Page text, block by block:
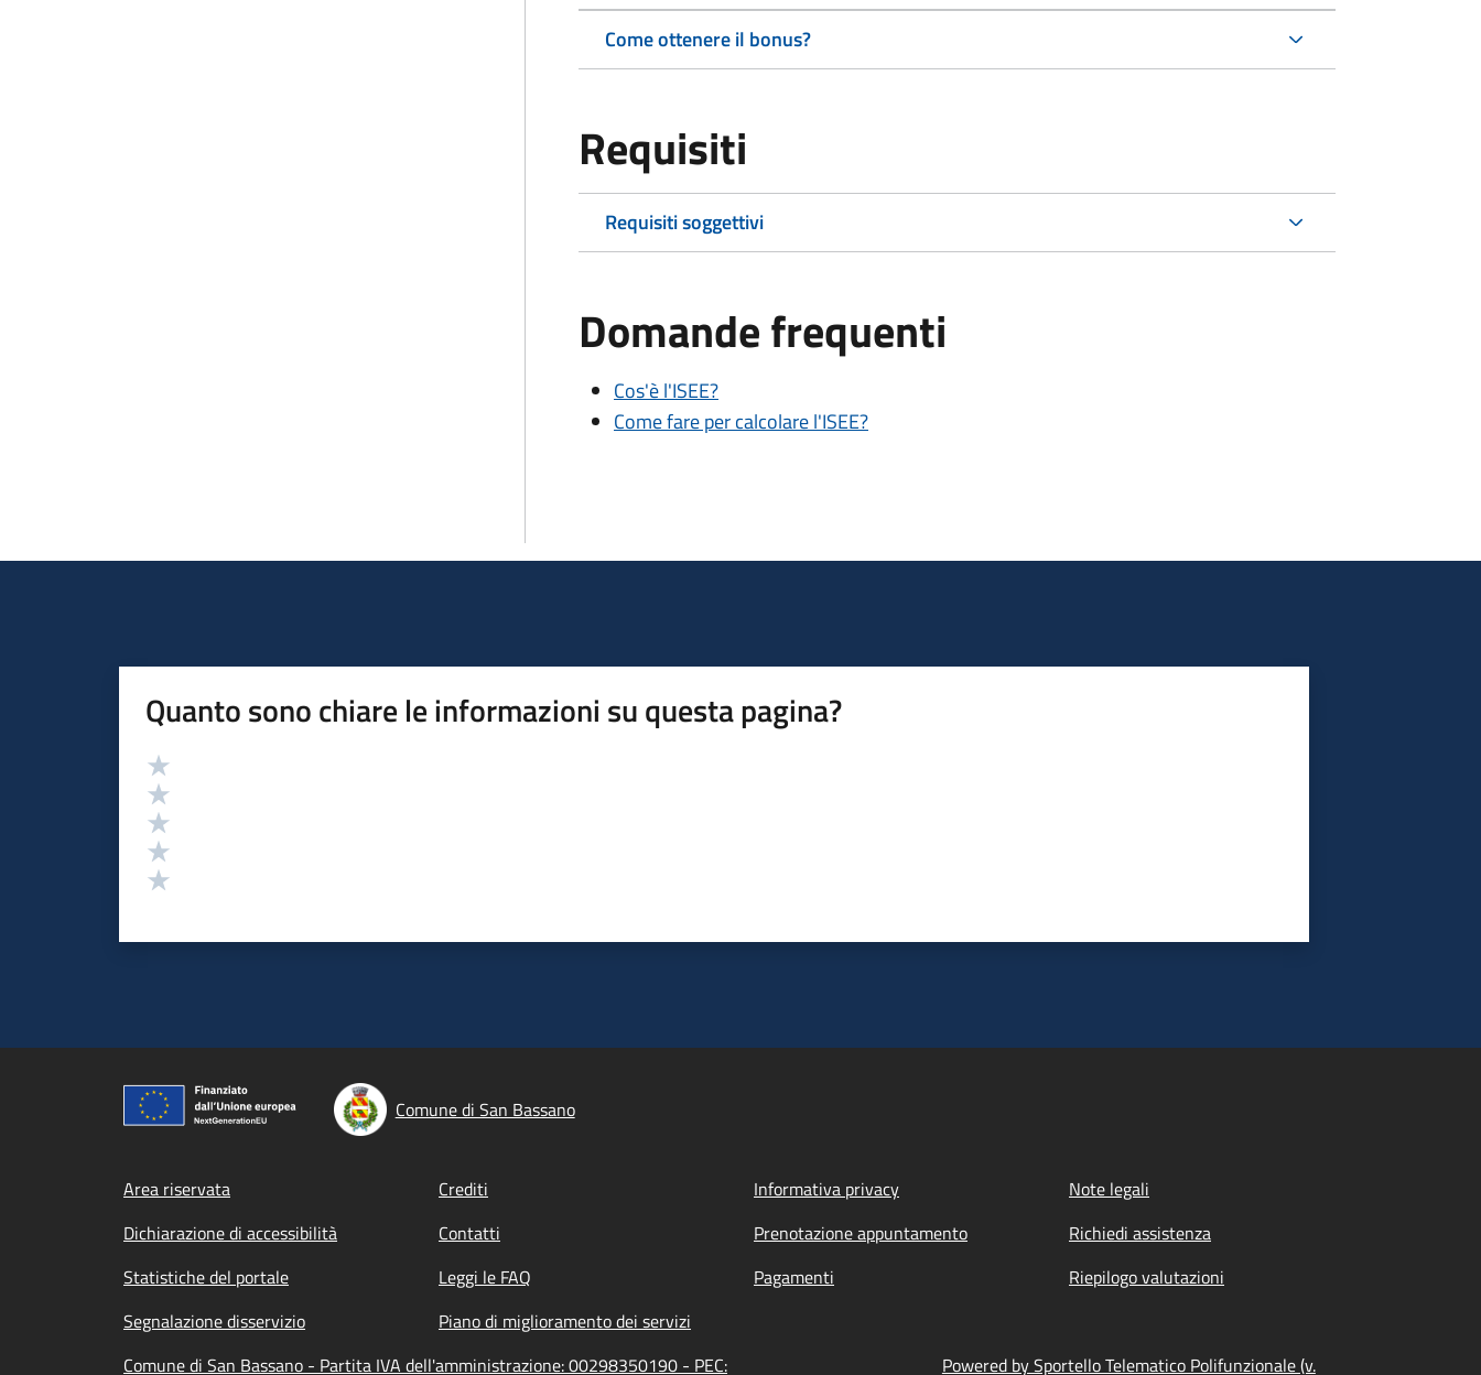
Come ottenere il bonus?
Requisiti
Requisiti soggettivi
Domande frequenti
Cos'è l'ISEE?
Come fare per calcolare l'ISEE?
Quanto sono chiare le informazioni su questa pagina?
Valutazione
Comune di San Bassano
Footer menu
Area riservata Crediti Informativa privacy
Note legali
Dichiarazione di accessibilità
Contatti Prenotazione appuntamento
Richiedi assistenza
Statistiche del portale
Leggi le FAQ Pagamenti
Riepilogo valutazioni
Segnalazione disservizio
Piano di miglioramento dei servizi
Comune di San Bassano - Partita IVA dell'amministrazione: 00298350190 - PEC:
Powered by Sportello Telematico Polifunzionale (v.